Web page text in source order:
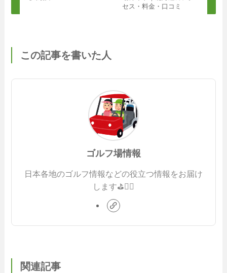
セス・料金・口コミ
この記事を書いた人
ゴルフ場情報
日本各地のゴルフ情報などの役立つ情報をお届け
します⛳️🏌️‍♂️
関連記事